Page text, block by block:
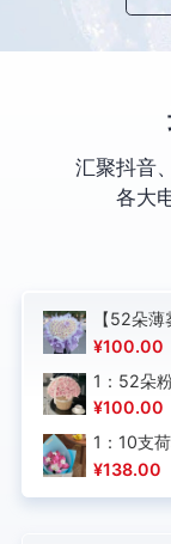
汇聚抖音
各大
【52朵
兰 （喷绘
¥100.00
1：52朵粉雪
桶 白丝带1串 彩灯1串
量：1；
¥100.00
1：10支
花紫罗兰
¥138.00